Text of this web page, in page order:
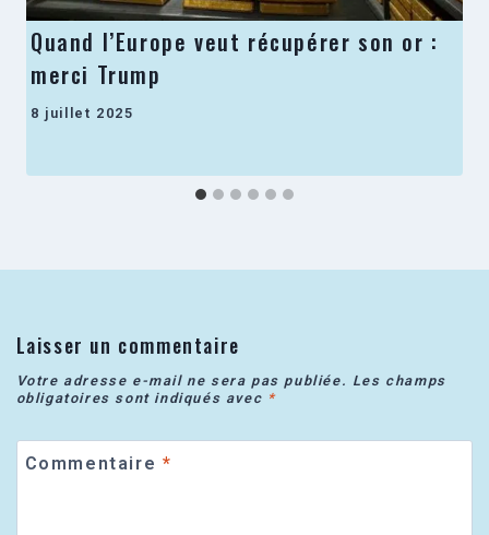
Quand l’Europe veut récupérer son or :
merci Trump
8 juillet 2025
Laisser un commentaire
Votre adresse e-mail ne sera pas publiée. Les champs
obligatoires sont indiqués avec *
Commentaire *